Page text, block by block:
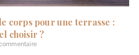
corps pour une terrasse :
choisir ?